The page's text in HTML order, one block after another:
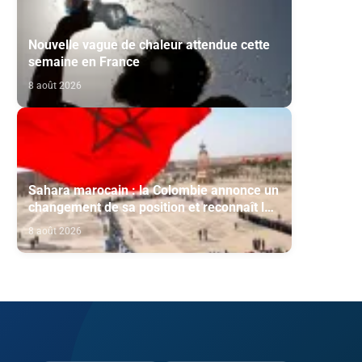
Nouvelle vague de chaleur attendue cette
semaine en France
8 août 2026
Sahara marocain : la Colombie annonce un
changement de sa position et reconnaît la
souveraineté du Maroc sur son Sahara
8 août 2026